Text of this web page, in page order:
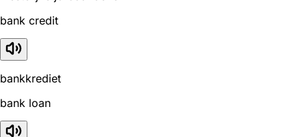
bank credit
bankkrediet
bank loan